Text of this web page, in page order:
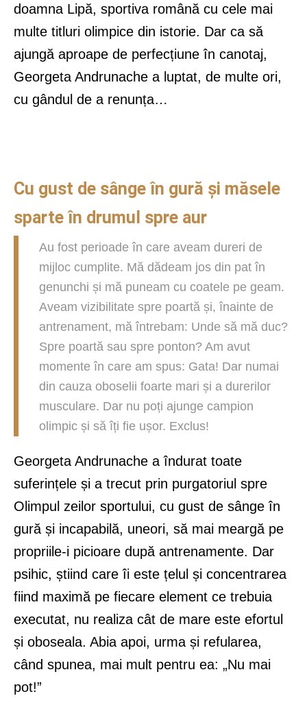
doamna Lipă, sportiva română cu cele mai
multe titluri olimpice din istorie. Dar ca să
ajungă aproape de perfecțiune în canotaj,
Georgeta Andrunache a luptat, de multe ori,
cu gândul de a renunța…
Cu gust de sânge în gură și măsele
sparte în drumul spre aur
Au fost perioade în care aveam dureri de
mijloc cumplite. Mă dădeam jos din pat în
genunchi și mă puneam cu coatele pe geam.
Aveam vizibilitate spre poartă și, înainte de
antrenament, mă întrebam: Unde să mă duc?
Spre poartă sau spre ponton? Am avut
momente în care am spus: Gata! Dar numai
din cauza oboselii foarte mari și a durerilor
musculare. Dar nu poți ajunge campion
olimpic și să îți fie ușor. Exclus!
Georgeta Andrunache a îndurat toate
suferințele și a trecut prin purgatoriul spre
Olimpul zeilor sportului, cu gust de sânge în
gură și incapabilă, uneori, să mai meargă pe
propriile-i picioare după antrenamente. Dar
psihic, știind care îi este țelul și concentrarea
fiind maximă pe fiecare element ce trebuia
executat, nu realiza cât de mare este efortul
și oboseala. Abia apoi, urma și refularea,
când spunea, mai mult pentru ea: „Nu mai
pot!”